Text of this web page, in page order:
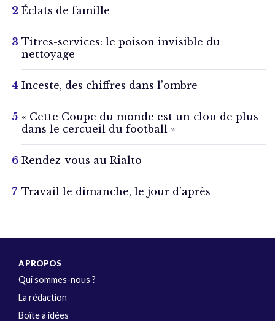
Éclats de famille
Titres-services: le poison invisible du
nettoyage
Inceste, des chiffres dans l’ombre
« Cette Coupe du monde est un clou de plus
dans le cercueil du football »
Rendez-vous au Rialto
Travail le dimanche, le jour d’après
A PROPOS
Qui sommes-nous ?
La rédaction
Boîte à idées